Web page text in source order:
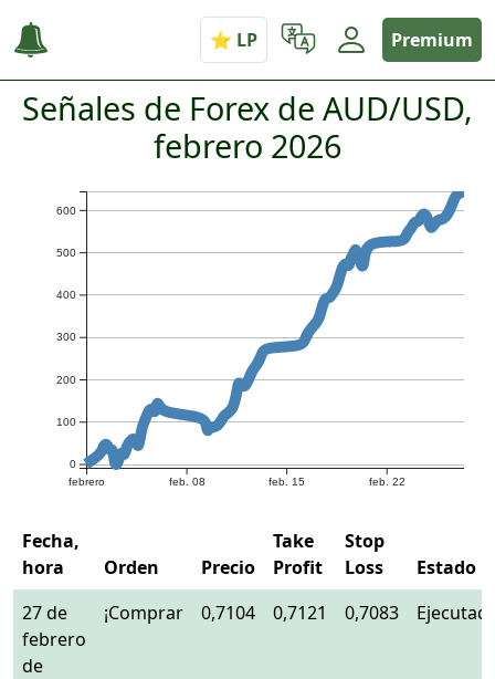
Premium
Señales de Forex de AUD/USD,
febrero 2026
febrero feb. 08 feb. 15 feb. 22
0
100
200
300
400
500
600
Fecha,
hora
Orden Precio
Take
Profit
Stop
Loss
Estado
27 de
febrero
de
¡Comprar 0,7104 0,7121 0,7083